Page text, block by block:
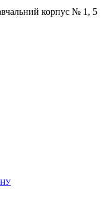
корпус № 1, 5